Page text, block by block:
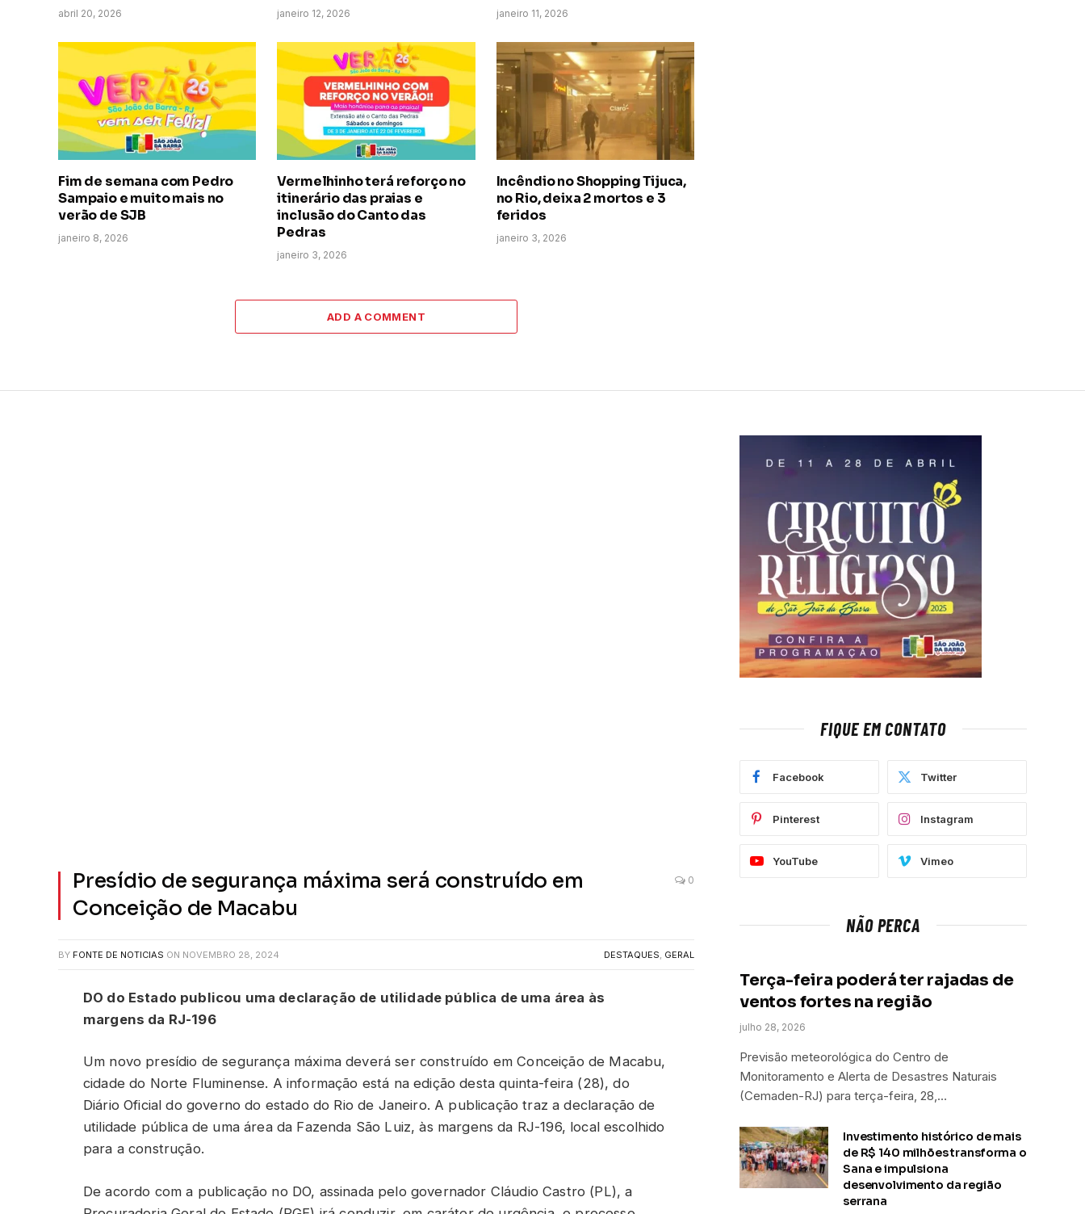
abril 20, 2026 janeiro 12, 2026 janeiro 11, 2026
Fim de semana com Pedro
Sampaio e muito mais no
verão de SJB
janeiro 8, 2026
Vermelhinho terá reforço no
itinerário das praias e
inclusão do Canto das
Pedras
janeiro 3, 2026
Incêndio no Shopping Tijuca,
no Rio, deixa 2 mortos e 3
feridos
janeiro 3, 2026
ADD A COMMENT
Presídio de segurança máxima será construído em
Conceição de Macabu
0
BY FONTE DE NOTICIAS ON NOVEMBRO 28, 2024 DESTAQUES GERAL
DO do Estado publicou uma declaração de utilidade pública de uma área às
margens da RJ-196
Um novo presídio de segurança máxima deverá ser construído em Conceição de Macabu,
cidade do Norte Fluminense. A informação está na edição desta quinta-feira (28), do
Diário Oficial do governo do estado do Rio de Janeiro. A publicação traz a declaração de
utilidade pública de uma área da Fazenda São Luiz, às margens da RJ-196, local escolhido
para a construção.
De acordo com a publicação no DO, assinada pelo governador Cláudio Castro (PL), a
FIQUE EM CONTATO
Facebook Twitter
Pinterest Instagram
YouTube Vimeo
NÃO PERCA
Terça-feira poderá ter rajadas de
ventos fortes na região
julho 28, 2026
Previsão meteorológica do Centro de
Monitoramento e Alerta de Desastres Naturais
(Cemaden-RJ) para terça-feira, 28,…
Investimento histórico de mais
de R$ 140 milhões transforma o
Sana e impulsiona
desenvolvimento da região
serrana